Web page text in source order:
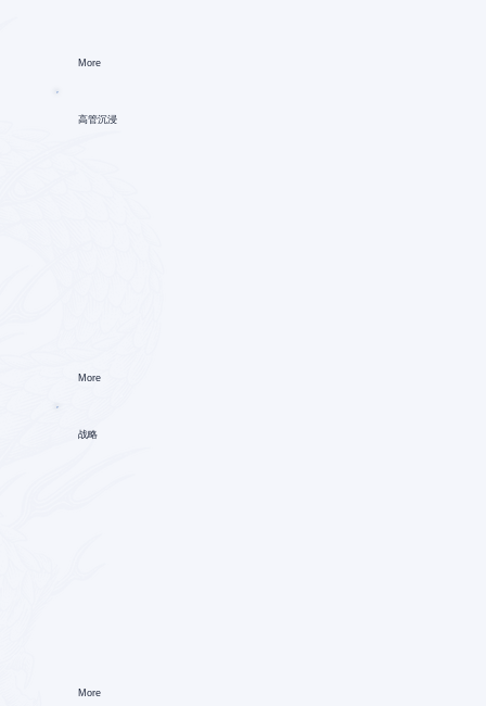
More
More
高管沉浸
More
战略